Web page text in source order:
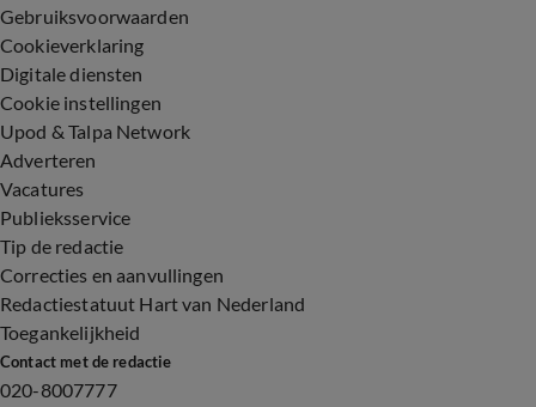
Gebruiksvoorwaarden
Cookieverklaring
Digitale diensten
Cookie instellingen
Upod & Talpa Network
Adverteren
Vacatures
Publieksservice
Tip de redactie
Correcties en aanvullingen
Redactiestatuut Hart van Nederland
Toegankelijkheid
Contact met de redactie
020-8007777